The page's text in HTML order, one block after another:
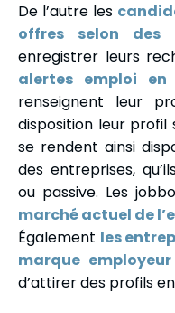
De l’autre les
offres selon des
enregistrer leurs
alertes emploi en
renseignent leur
disposition leur profil
se rendent ainsi
des entreprises,
ou passive. Les
marché actuel de
Également les
marque employeur
d’attirer des profils